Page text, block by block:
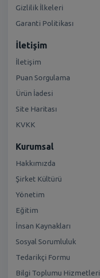
Gizlilik İlkeleri
Garanti Politikası
İletişim
İletişim
Puan Sorgulama
Ürün İadesi
Site Haritası
KVKK
Kurumsal
Hakkımızda
Şirket Kültürü
Yönetim
Eğitim
İnsan Kaynakları
Sosyal Sorumluluk
Tedarikçi Formu
Bilgi Toplumu Hizmetleri